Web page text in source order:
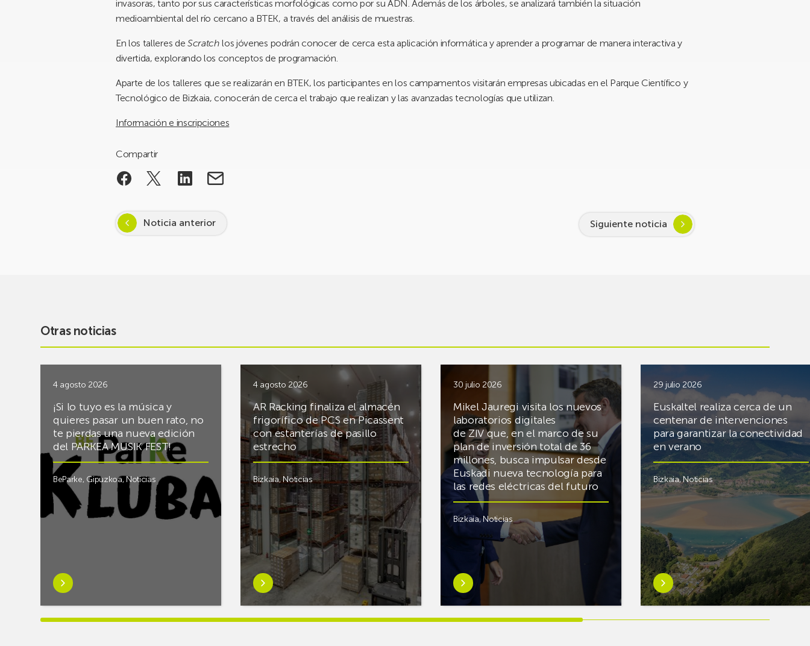
invasoras, tanto por sus características morfológicas como por su ADN. Además de los árboles, se analizará también la situación
medioambiental del río cercano a BTEK, a través del análisis de muestras.
En los talleres de Scratch los jóvenes podrán conocer de cerca esta aplicación informática y aprender a programar de manera interactiva y
divertida, explorando los conceptos de programación.
Aparte de los talleres que se realizarán en BTEK, los participantes en los campamentos visitarán empresas ubicadas en el Parque Científico y
Tecnológico de Bizkaia, conocerán de cerca el trabajo que realizan y las avanzadas tecnologías que utilizan.
Información e inscripciones
Compartir
Noticia anterior Siguiente noticia
Otras noticias
4 agosto 2026
¡Si lo tuyo es la música y
quieres pasar un buen rato, no
te pierdas una nueva edición
del PARKEA MUSIK FEST!
BeParke, Gipuzkoa,Noticias
Saber
más
sobre¡Si
lo
4 agosto 2026
AR Racking finaliza el almacén
frigorífico de PCS en Picassent
con estanterías de pasillo
estrecho
Bizkaia,Noticias
Saber
más
sobreAR
Racking
30 julio 2026
Mikel Jauregi visita los nuevos
laboratorios digitales
de ZIV que, en el marco de su
plan de inversión total de 36
millones, busca impulsar desde
Euskadi nueva tecnología para
las redes eléctricas del futuro
Bizkaia,Noticias
Saber
más
sobreMikel
Jauregi
29 julio 2026
Euskaltel realiza cerca de un
centenar de intervenciones
para garantizar la conectividad
en verano
Bizkaia,Noticias
Saber
más
sobreEuskaltel
realiza